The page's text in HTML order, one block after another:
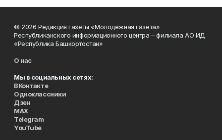
© 2026 Редакция газеты «Молодёжная газета»
Республиканского информационного центра – филиала АО ИД
«Республика Башкортостан»
О нас
Мы в социальных сетях:
ВКонтакте
Одноклассники
Дзен
MAX
Telegram
YouTube